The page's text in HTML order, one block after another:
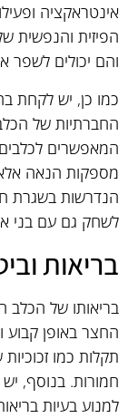
אינטראקציה
הפיזית והנפשית
והם יכולים לשפר
כמו כן, יש לקחת
החברתיות של
המאפשרים לכלבים
מספקות הנאה אלא
הנדרשות בשגרת
לשחק גם עם בני
בריאות
בריאותו של הכלב
החצר באופן קבוע
תקלות כמו
חמורות. בנוסף,
למנוע בעיות